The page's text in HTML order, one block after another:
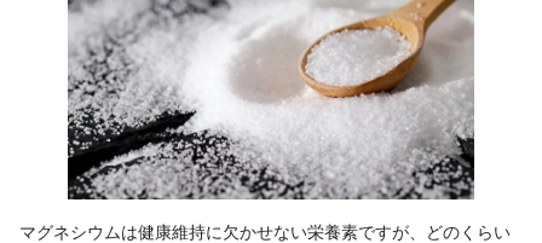
マグネシウムは健康維持に欠かせない栄養素ですが、どのくらい